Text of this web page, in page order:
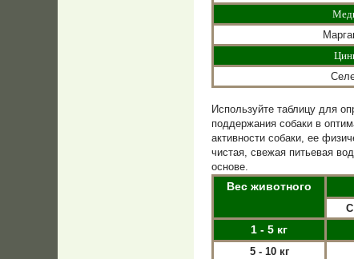
Используйте таблицу для
поддержания собаки в
активности собаки, ее
чистая, свежая питьевая
основе.
Вес животного
С
1 - 5 кг
5 - 10 кг